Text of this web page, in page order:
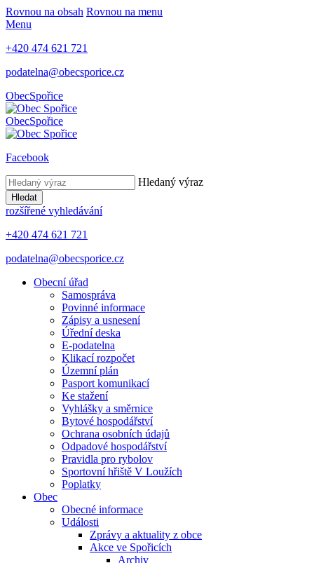
Rovnou na obsah Rovnou na menu
Menu
+420 474 621 721
podatelna@obecsporice.cz
ObecSpořice
ObecSpořice
Facebook
Hledaný výraz
Hledat
rozšířené vyhledávání
+420 474 621 721
podatelna@obecsporice.cz
Obecní úřad
Samospráva
Povinné informace
Zápisy a usnesení
Úřední deska
E-podatelna
Klikací rozpočet
Územní plán
Pasport komunikací
Ke stažení
Vyhlášky a směrnice
Bytové hospodářství
Ochrana osobních údajů
Odpadové hospodářství
Pravidla pro rybolov
Sportovní hřiště V Loužích
Poplatky
Obec
Obecné informace
Události
Zprávy a aktuality z obce
Akce ve Spořicích
Archiv